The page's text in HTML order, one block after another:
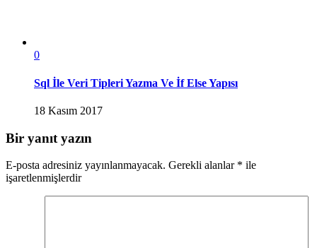
0
Sql İle Veri Tipleri Yazma Ve İf Else Yapısı
18 Kasım 2017
Bir yanıt yazın
E-posta adresiniz yayınlanmayacak. Gerekli alanlar * ile
işaretlenmişlerdir